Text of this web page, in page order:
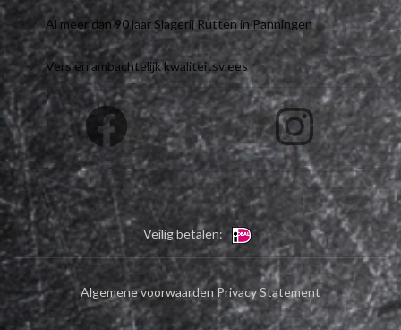
Al meer dan 90 jaar Slagerij Rutten in Panningen
Vers en ambachtelijk kwaliteitsvlees
Veilig betalen:
Algemene voorwaarden Privacy Statement